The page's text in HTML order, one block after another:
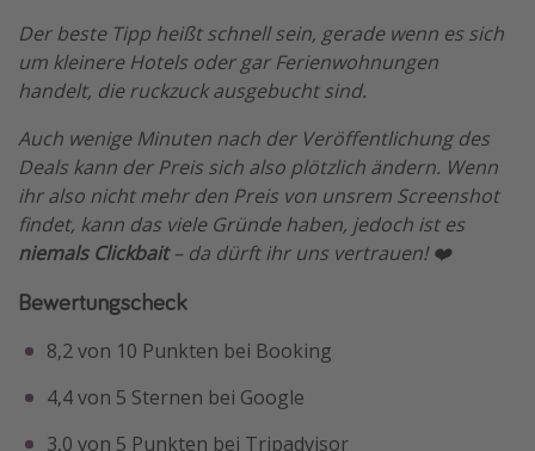
Der beste Tipp heißt schnell sein, gerade wenn es sich
um kleinere Hotels oder gar Ferienwohnungen
handelt, die ruckzuck ausgebucht sind.
Auch wenige Minuten nach der Veröffentlichung des
Deals kann der Preis sich also plötzlich ändern. Wenn
ihr also nicht mehr den Preis von unsrem Screenshot
findet, kann das viele Gründe haben, jedoch ist es
niemals Clickbait– da dürft ihr uns vertrauen! ❤️
Bewertungscheck
8,2 von 10 Punkten bei Booking
4,4 von 5 Sternen bei Google
3,0 von 5 Punkten bei Tripadvisor